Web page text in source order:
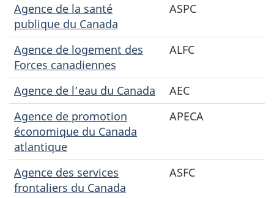
Agence de la santé
publique du Canada
ASPC
Agence de logement des
Forces canadiennes
ALFC
Agence de l’eau du Canada
AEC
Agence de promotion
économique du Canada
atlantique
APECA
Agence des services
frontaliers du Canada
ASFC